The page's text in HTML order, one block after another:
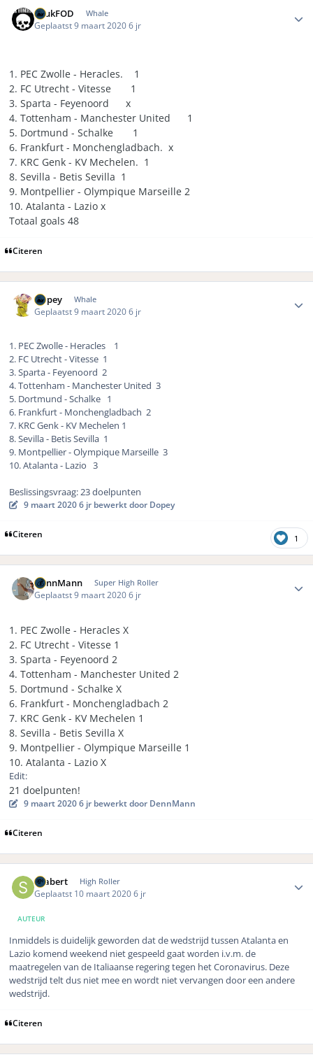
LuukFOD Whale
Geplaatst9 maart 20206 jr
1. PEC Zwolle - Heracles. 1
2. FC Utrecht - Vitesse 1
3. Sparta - Feyenoord x
4. Tottenham - Manchester United 1
5. Dortmund - Schalke 1
6. Frankfurt - Monchengladbach. x
7. KRC Genk - KV Mechelen. 1
8. Sevilla - Betis Sevilla 1
9. Montpellier - Olympique Marseille 2
10. Atalanta - Lazio x
Totaal goals 48
Citeren
Dopey Whale
Geplaatst9 maart 20206 jr
1. PEC Zwolle - Heracles 1
2. FC Utrecht - Vitesse 1
3. Sparta - Feyenoord 2
4. Tottenham - Manchester United 3
5. Dortmund - Schalke 1
6. Frankfurt - Monchengladbach 2
7. KRC Genk - KV Mechelen 1
8. Sevilla - Betis Sevilla 1
9. Montpellier - Olympique Marseille 3
10. Atalanta - Lazio 3
Beslissingsvraag: 23 doelpunten
9 maart 20206 jr bewerkt door Dopey
Citeren 1
DennMann Super High Roller
Geplaatst9 maart 20206 jr
1. PEC Zwolle - Heracles X
2. FC Utrecht - Vitesse 1
3. Sparta - Feyenoord 2
4. Tottenham - Manchester United 2
5. Dortmund - Schalke X
6. Frankfurt - Monchengladbach 2
7. KRC Genk - KV Mechelen 1
8. Sevilla - Betis Sevilla X
9. Montpellier - Olympique Marseille 1
10. Atalanta - Lazio X
Edit:
21 doelpunten!
9 maart 20206 jr bewerkt door DennMann
Citeren
Seabert High Roller
Geplaatst 10 maart 20206 jr
AUTEUR
Inmiddels is duidelijk geworden dat de wedstrijd tussen Atalanta en
Lazio komend weekend niet gespeeld gaat worden i.v.m. de
maatregelen van de Italiaanse regering tegen het Coronavirus. Deze
wedstrijd telt dus niet mee en wordt niet vervangen door een andere
wedstrijd.
Citeren